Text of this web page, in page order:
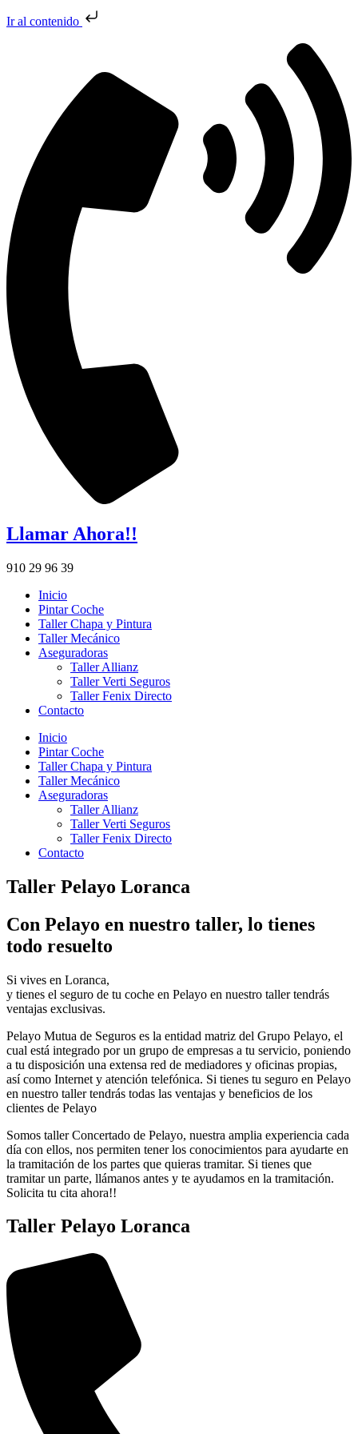
Ir al contenido
Llamar Ahora!!
910 29 96 39
Inicio
Pintar Coche
Taller Chapa y Pintura
Taller Mecánico
Aseguradoras
Taller Allianz
Taller Verti Seguros
Taller Fenix Directo
Contacto
Inicio
Pintar Coche
Taller Chapa y Pintura
Taller Mecánico
Aseguradoras
Taller Allianz
Taller Verti Seguros
Taller Fenix Directo
Contacto
Taller Pelayo Loranca
Con Pelayo en nuestro taller, lo tienes
todo resuelto
Si vives en Loranca,
y tienes el seguro de tu coche en Pelayo en nuestro taller tendrás
ventajas exclusivas.
Pelayo Mutua de Seguros es la entidad matriz del Grupo Pelayo, el
cual está integrado por un grupo de empresas a tu servicio, poniendo
a tu disposición una extensa red de mediadores y oficinas propias,
así como Internet y atención telefónica. Si tienes tu seguro en Pelayo
en nuestro taller tendrás todas las ventajas y beneficios de los
clientes de Pelayo
Somos taller Concertado de Pelayo, nuestra amplia experiencia cada
día con ellos, nos permiten tener los conocimientos para ayudarte en
la tramitación de los partes que quieras tramitar. Si tienes que
tramitar un parte, llámanos antes y te ayudamos en la tramitación.
Solicita tu cita ahora!!
Taller Pelayo Loranca